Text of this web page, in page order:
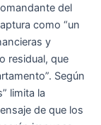
del
como “un
y
residual, que
Según
limita la
de que los